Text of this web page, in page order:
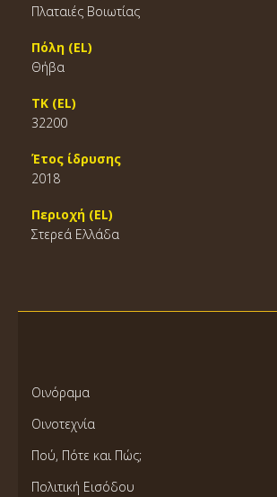
Πλαταιές Βοιωτίας
Πόλη (EL)
Θήβα
ΤΚ (EL)
32200
Έτος ίδρυσης
2018
Περιοχή (EL)
Στερεά Ελλάδα
Οινόραμα
Οινοτεχνία
Πού, Πότε και Πώς;
Πολιτική Εισόδου